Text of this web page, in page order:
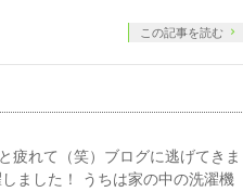
この記事を読む
疲れて（笑）ブログに逃げてきま
ました！ うちは家の中の洗濯機